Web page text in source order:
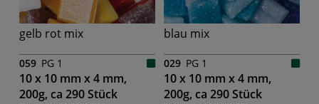
gelb rot mix
059 PG 1
10 x 10 mm x 4 mm,
200g, ca 290 Stück
blau mix
029 PG 1
10 x 10 mm x 4 mm,
200g, ca 290 Stück